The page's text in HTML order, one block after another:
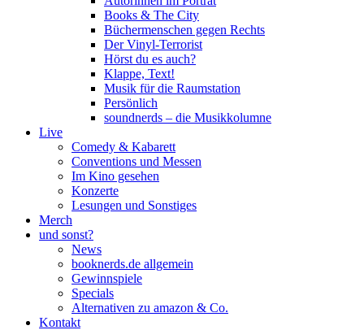
Books & The City
Büchermenschen gegen Rechts
Der Vinyl-Terrorist
Hörst du es auch?
Klappe, Text!
Musik für die Raumstation
Persönlich
soundnerds – die Musikkolumne
Live
Comedy & Kabarett
Conventions und Messen
Im Kino gesehen
Konzerte
Lesungen und Sonstiges
Merch
und sonst?
News
booknerds.de allgemein
Gewinnspiele
Specials
Alternativen zu amazon & Co.
Kontakt